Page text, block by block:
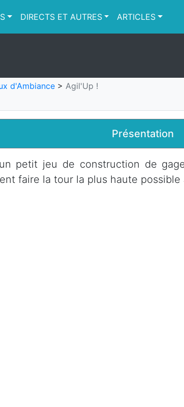
DIRECTS ET AUTRES ARTICLES
d'Ambiance > Agil'Up !
Présentation
petit jeu de construction de
faire la tour la plus haute